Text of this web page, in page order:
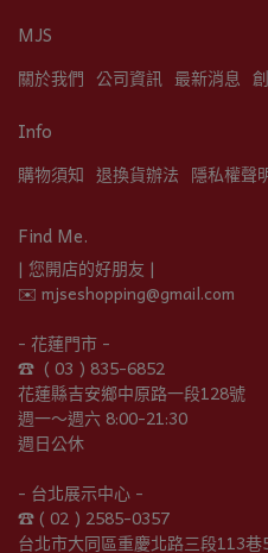
MJS
關於我們 公司資訊 最新消息
Info
購物須知 退換貨辦法 隱私權聲
Find Me.
| 您開店的好朋友 |
✉️ mjseshopping@gmail.com
- 花蓮門市 -
☎︎  ( 03 ) 835-6852
花蓮縣吉安鄉中原路一段128號
週一～週六 8:00-21:30
週日公休
- 台北展示中心 -
☎︎ ( 02 ) 2585-0357
台北市大同區重慶北路三段113巷